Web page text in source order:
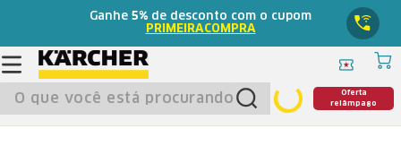
Ganhe 5% de desconto com o cupom
PRIMEIRACOMPRA
O que você está procurando?
Oferta
relâmpago